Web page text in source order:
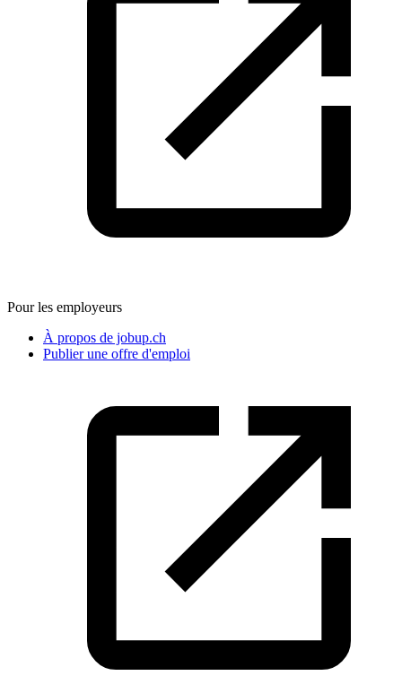
Pour les employeurs
À propos de jobup.ch
Publier une offre d'emploi